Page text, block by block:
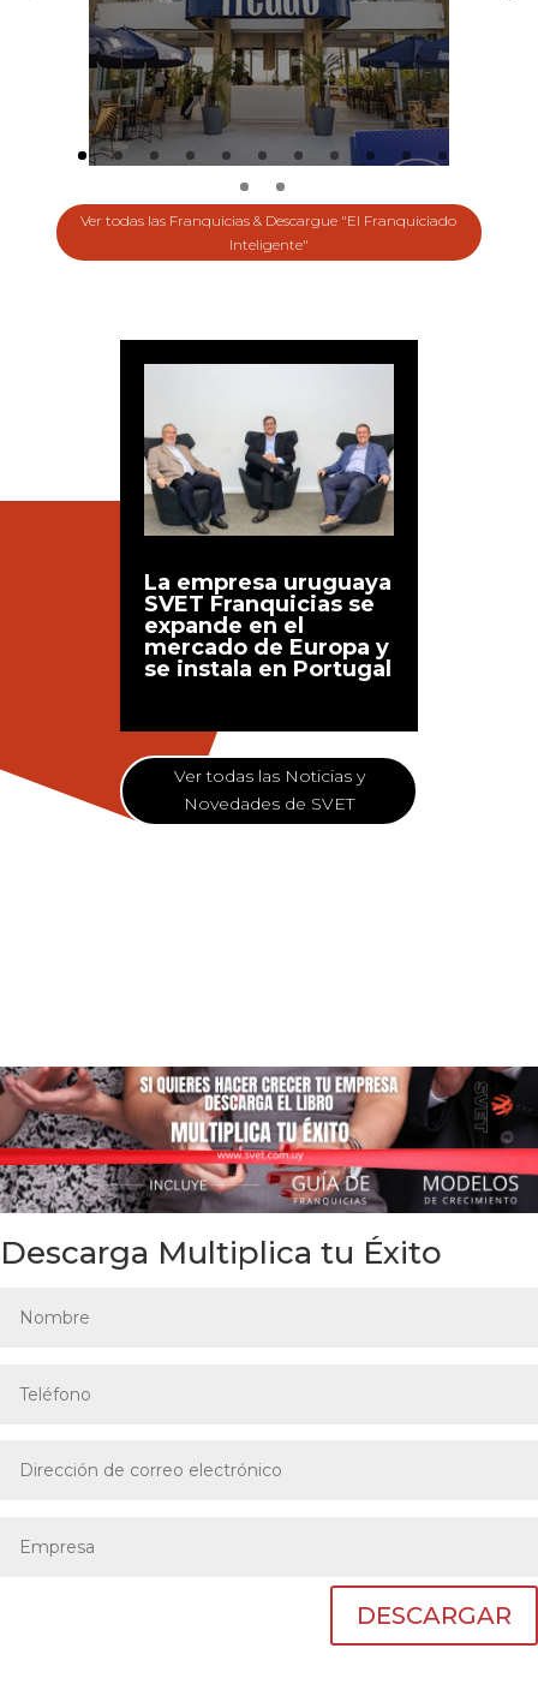
Ver todas las Franquicias & Descargue "El Franquiciado
Inteligente"
La empresa uruguaya
SVET Franquicias se
expande en el
mercado de Europa y
se instala en Portugal
Ver todas las Noticias y
Novedades de SVET
Descarga Multiplica tu Éxito
DESCARGAR